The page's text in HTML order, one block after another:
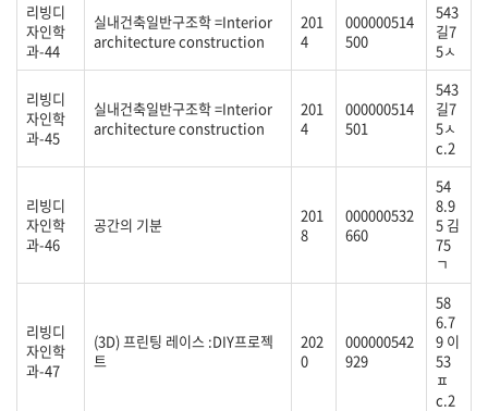
리빙디
자인학
과-44
실내건축일반구조학 =Interior
architecture construction
201
4
000000514
500
543
길7
5ㅅ
리빙디
자인학
과-45
실내건축일반구조학 =Interior
architecture construction
201
4
000000514
501
543
길7
5ㅅ
c.2
리빙디
자인학
과-46
공간의 기분
201
8
000000532
660
54
8.9
5 김
75
ㄱ
리빙디
자인학
과-47
(3D) 프린팅 레이스 :DIY프로젝
트
202
0
000000542
929
58
6.7
9 이
53
ㅍ
c.2